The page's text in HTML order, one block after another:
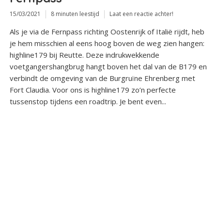
15/03/2021 8 minuten leestijd Laat een reactie achter!
Als je via de Fernpass richting Oostenrijk of Italië rijdt, heb
je hem misschien al eens hoog boven de weg zien hangen:
highline179 bij Reutte. Deze indrukwekkende
voetgangershangbrug hangt boven het dal van de B179 en
verbindt de omgeving van de Burgruïne Ehrenberg met
Fort Claudia. Voor ons is highline179 zo’n perfecte
tussenstop tijdens een roadtrip. Je bent even...